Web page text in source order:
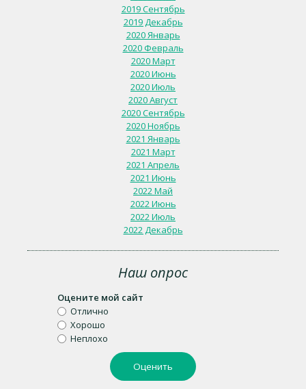
2019 Сентябрь
2019 Декабрь
2020 Январь
2020 Февраль
2020 Март
2020 Июнь
2020 Июль
2020 Август
2020 Сентябрь
2020 Ноябрь
2021 Январь
2021 Март
2021 Апрель
2021 Июнь
2022 Май
2022 Июнь
2022 Июль
2022 Декабрь
Наш опрос
Оцените мой сайт
Отлично
Хорошо
Неплохо